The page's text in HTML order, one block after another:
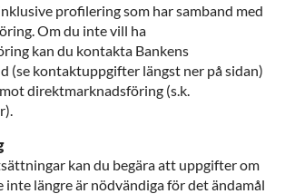
profilering som har samband med
Om du inte vill ha
kan du kontakta Bankens
(se kontaktuppgifter längst ner på sidan)
direktmarknadsföring (s.k.
kan du begära att uppgifter om
inte längre är nödvändiga för det ändamål